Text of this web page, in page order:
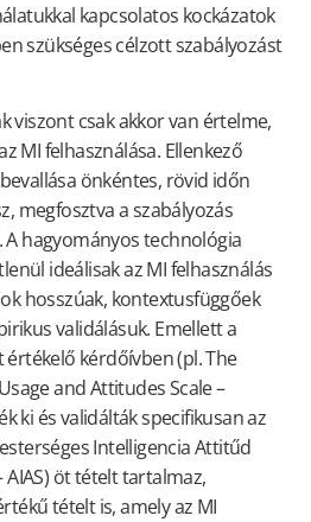
kapcsolatos kockázatok
szükséges célzott szabályozást
viszont csak akkor van értelme,
MI felhasználása. Ellenkező
önkéntes, rövid időn
megfosztva a szabályozás
hagyományos technológia
ideálisak az MI felhasználás
hosszúak, kontextusfüggőek
validálásuk. Emellett a
kérdőívben (pl. The
and Attitudes Scale –
ki és validálták specifikusan az
Intelligencia Attitűd
AIAS) öt tételt tartalmaz,
tételt is, amely az MI